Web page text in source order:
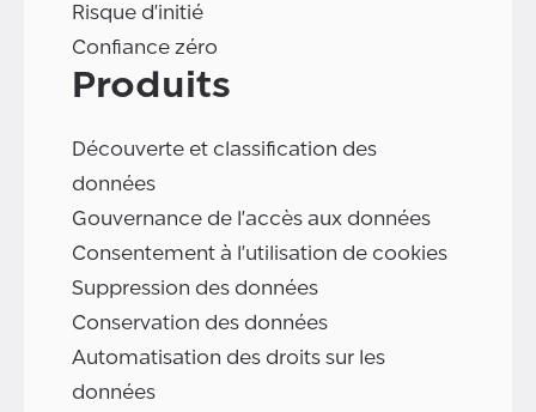
Risque d'initié
Confiance zéro
Produits
Découverte et classification des
données
Gouvernance de l'accès aux données
Consentement à l'utilisation de cookies
Suppression des données
Conservation des données
Automatisation des droits sur les
données